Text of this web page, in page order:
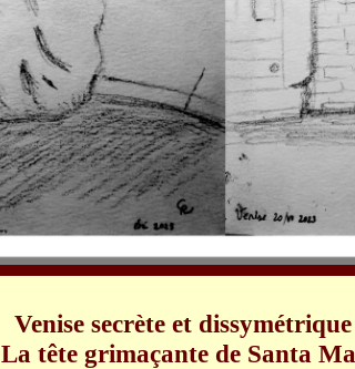
Venise secrète et
La tête grimaçante de Santa